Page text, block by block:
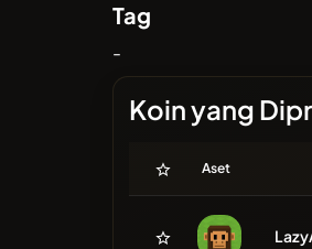
Tag
-
Koin yang
Aset